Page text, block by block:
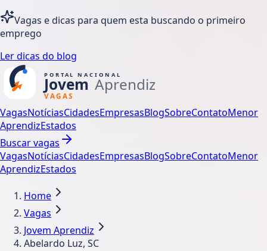
Vagas e dicas para quem esta buscando o primeiro
emprego
Ler dicas do blog
VagasNotíciasCidadesEmpresasBlogSobreContatoMenor
AprendizEstados
Buscar vagas
VagasNotíciasCidadesEmpresasBlogSobreContatoMenor
AprendizEstados
Home
Vagas
Jovem Aprendiz
Abelardo Luz, SC